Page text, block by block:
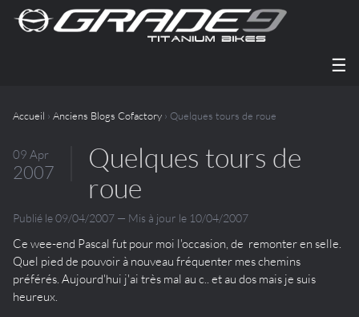
☰
Accueil › Anciens Blogs Cofactory › Quelques tours de roue
09 Apr
2007
Quelques tours de
roue
Publié le 09/04/2007 — Mis à jour le 10/04/2007
Ce wee-end Pascal fut pour moi l'occasion, de remonter en selle.
Quel pied de pouvoir à nouveau fréquenter mes chemins
préférés. Aujourd'hui j'ai très mal au c.. et au dos mais je suis
heureux.